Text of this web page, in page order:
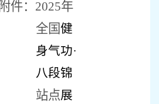
附件： 2025年
全国健
身气功·
八段锦
站点展